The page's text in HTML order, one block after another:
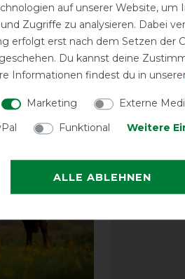
auf unserer Website, um
Zugriffe zu analysieren. Dabei
erfolgt erst nach dem Setzen der
Du kannst deine
Informationen findest du in
Marketing Externe
Funktional Weitere
ALLE ABLEHNEN